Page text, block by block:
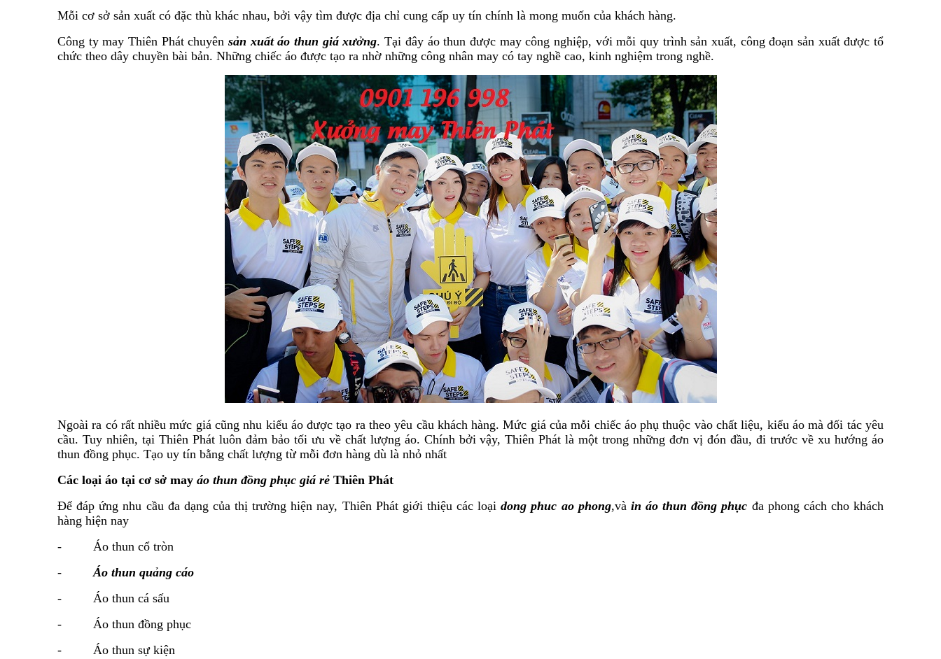
Mỗi cơ sở sản xuất có đặc thù khác nhau, bởi vậy tìm được địa chỉ cung cấp uy tín chính là mong muốn của khách hàng.
Công ty may Thiên Phát chuyênsản xuất áo thun giá xưởng. Tại đây áo thun được may công nghiệp, với mỗi quy trình sản xuất, công đoạn sản xuất được tổ
chức theo dây chuyền bài bản. Những chiếc áo được tạo ra nhờ những công nhân may có tay nghề cao, kinh nghiệm trong nghề.
Ngoài ra có rất nhiều mức giá cũng nhu kiểu áo được tạo ra theo yêu cầu khách hàng. Mức giá của mỗi chiếc áo phụ thuộc vào chất liệu, kiểu áo mà đối tác yêu
cầu. Tuy nhiên, tại Thiên Phát luôn đảm bảo tối ưu về chất lượng áo. Chính bởi vậy, Thiên Phát là một trong những đơn vị đón đầu, đi trước về xu hướng áo
thun đồng phục. Tạo uy tín bằng chất lượng từ mỗi đơn hàng dù là nhỏ nhất
Các loại áo tại cơ sở may áo thun đồng phục giá rẻ Thiên Phát
Để đáp ứng nhu cầu đa dạng của thị trường hiện nay, Thiên Phát giới thiệu các loạidong phuc ao phong,và in áo thun đồng phục đa phong cách cho khách
hàng hiện nay
- Áo thun cổ tròn
-Áo thun quảng cáo
- Áo thun cá sấu
- Áo thun đồng phục
- Áo thun sự kiện